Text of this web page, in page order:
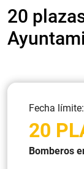
20
Fecha
20
Bomberos